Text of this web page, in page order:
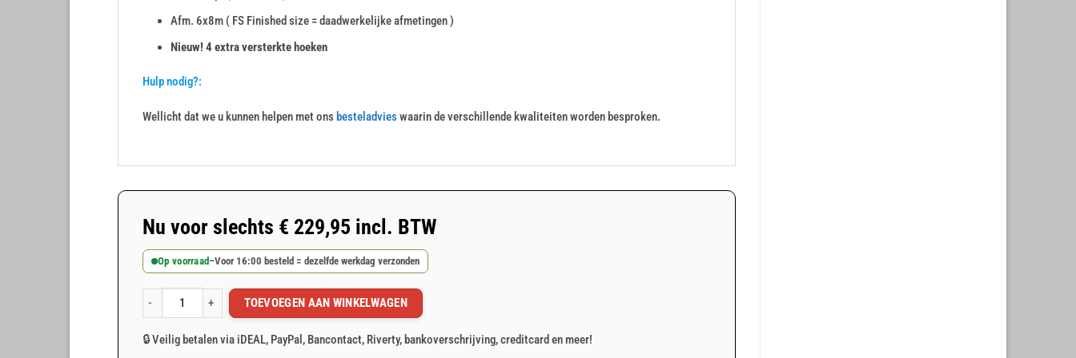
Afm. 6x8m ( FS Finished size = daadwerkelijke afmetingen )
Nieuw! 4 extra versterkte hoeken
Hulp nodig?:
Wellicht dat we u kunnen helpen met ons besteladvieswaarin de verschillende kwaliteiten worden besproken.
Nu voor slechts € 229,95 incl. BTW
Op voorraad –Voor 16:00 besteld = dezelfde werkdag verzonden
Grijs PVC afdekzeil 6x8m 400gr/m² aantal
TOEVOEGEN AAN WINKELWAGEN
🔒 Veilig betalen via iDEAL, PayPal, Bancontact, Riverty, bankoverschrijving, creditcard en meer!